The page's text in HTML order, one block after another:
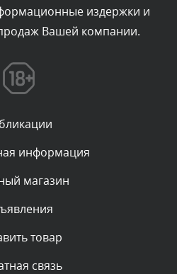
Сегодня, в 03:39
виден после проверки
виден после проверки
виден после проверки
издержки и
Вашей компании.
информация
магазин
товар
связь